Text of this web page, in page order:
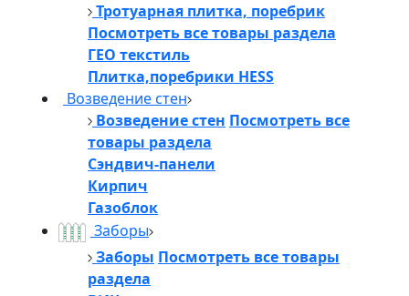
Тротуарная плитка, поребрик
Посмотреть все товары раздела
ГЕО текстиль
Плитка,поребрики HESS
Возведение стен
Возведение стен Посмотреть все
товары раздела
Сэндвич-панели
Кирпич
Газоблок
Заборы
Заборы Посмотреть все товары
раздела